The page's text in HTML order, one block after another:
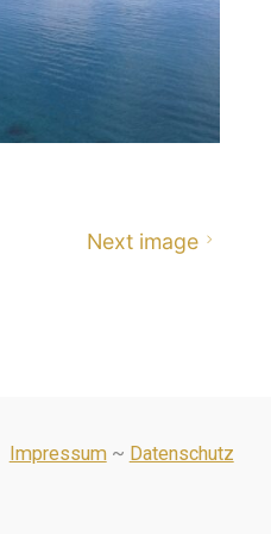
Next image
Impressum~ Datenschutz